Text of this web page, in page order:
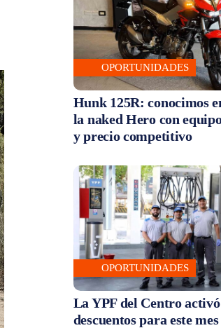
OPORTUNIDADES
Hunk 125R: conocimos
la naked Hero con
y precio competitivo
OPORTUNIDADES
La YPF del Centro
descuentos para este